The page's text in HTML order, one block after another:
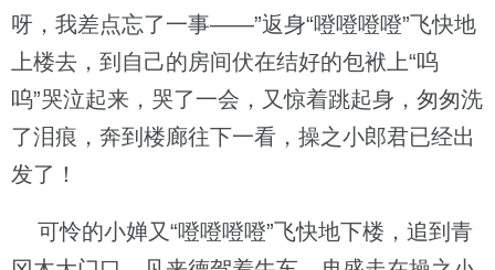
呀，我差点忘了一事——”返身“噔噔噔噔”飞快地
上楼去，到自己的房间伏在结好的包袱上“呜
呜”哭泣起来，哭了一会，又惊着跳起身，匆匆洗
了泪痕，奔到楼廊往下一看，操之小郎君已经出
发了！
可怜的小婵又“噔噔噔噔”飞快地下楼，追到青